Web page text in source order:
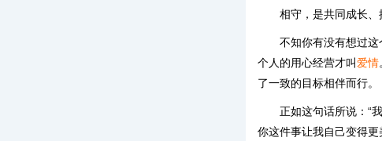
相守，是共同成长、
不知你有没有想过
个人的用心经营才叫爱情
了一致的目标相伴而行。
正如这句话所说：“
你这件事让我自己变得更